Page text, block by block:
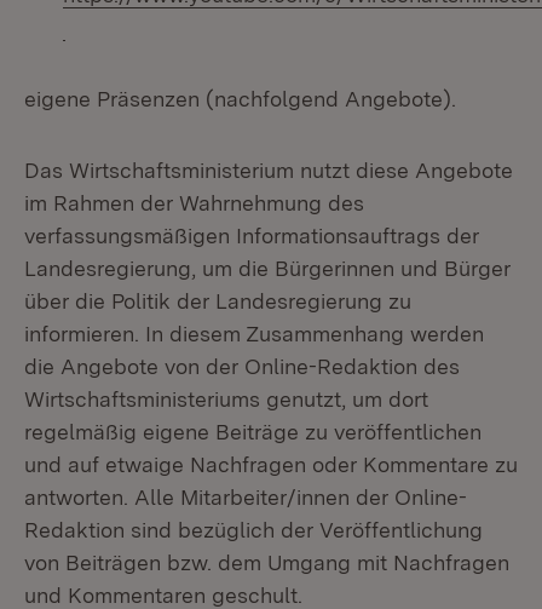
eigene Präsenzen (nachfolgend Angebote).
Das Wirtschaftsministerium nutzt diese Angebote
im Rahmen der Wahrnehmung des
verfassungsmäßigen Informationsauftrags der
Landesregierung, um die Bürgerinnen und Bürger
über die Politik der Landesregierung zu
informieren. In diesem Zusammenhang werden
die Angebote von der Online-Redaktion des
Wirtschaftsministeriums genutzt, um dort
regelmäßig eigene Beiträge zu veröffentlichen
und auf etwaige Nachfragen oder Kommentare zu
antworten. Alle Mitarbeiter/innen der Online-
Redaktion sind bezüglich der Veröffentlichung
von Beiträgen bzw. dem Umgang mit Nachfragen
und Kommentaren geschult.